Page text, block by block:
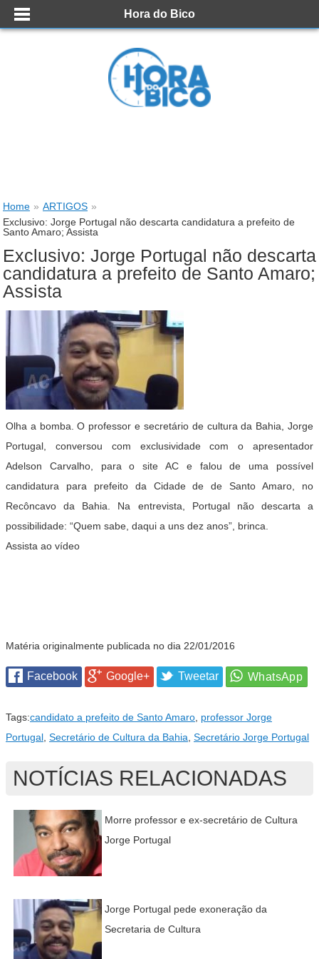
Hora do Bico
Home » ARTIGOS »
Exclusivo: Jorge Portugal não descarta candidatura a prefeito de
Santo Amaro; Assista
Exclusivo: Jorge Portugal não descarta
candidatura a prefeito de Santo Amaro;
Assista
Olha a bomba. O professor e secretário de cultura da Bahia, Jorge
Portugal, conversou com exclusividade com o apresentador
Adelson Carvalho, para o site AC e falou de uma possível
candidatura para prefeito da Cidade de de Santo Amaro, no
Recôncavo da Bahia. Na entrevista, Portugal não descarta a
possibilidade: “Quem sabe, daqui a uns dez anos”, brinca.
Assista ao vídeo
Matéria originalmente publicada no dia 22/01/2016
Facebook Google+ Tweetar
Tags:candidato a prefeito de Santo Amaro, professor Jorge
Portugal, Secretário de Cultura da Bahia, Secretário Jorge Portugal
NOTÍCIAS RELACIONADAS
Morre professor e ex-secretário de Cultura
Jorge Portugal
Jorge Portugal pede exoneração da
Secretaria de Cultura